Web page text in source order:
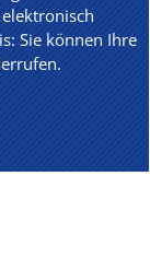
Sie können Ihre